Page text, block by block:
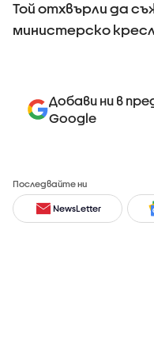
Той отхвърли да
министерско
Добави ни в
Google
Последвайте ни
NewsLetter